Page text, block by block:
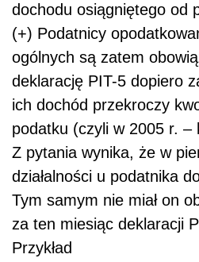
dochodu osiągniętego od
(+) Podatnicy
ogólnych są zatem
deklarację PIT-5 dopiero
ich dochód przekroczy
podatku (czyli w 2005 r. –
Z pytania wynika, że w
działalności u podatnika
Tym samym nie miał on
za ten miesiąc deklaracji
Przykład